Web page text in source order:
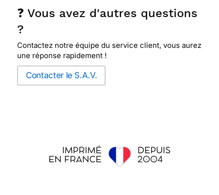
❓ Vous avez d'autres questions
?
Contactez notre équipe du service client, vous aurez
une réponse rapidement !
Contacter le S.A.V.